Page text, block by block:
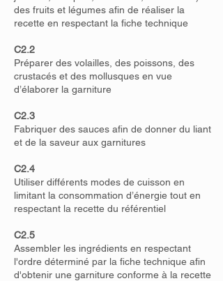
des fruits et légumes afin de réaliser la
recette en respectant la fiche technique
C2.2
Préparer des volailles, des poissons, des
crustacés et des mollusques en vue
d’élaborer la garniture
C2.3
Fabriquer des sauces afin de donner du liant
et de la saveur aux garnitures
C2.4
Utiliser différents modes de cuisson en
limitant la consommation d’énergie tout en
respectant la recette du référentiel
C2.5
Assembler les ingrédients en respectant
l'ordre déterminé par la fiche technique afin
d'obtenir une garniture conforme à la recette